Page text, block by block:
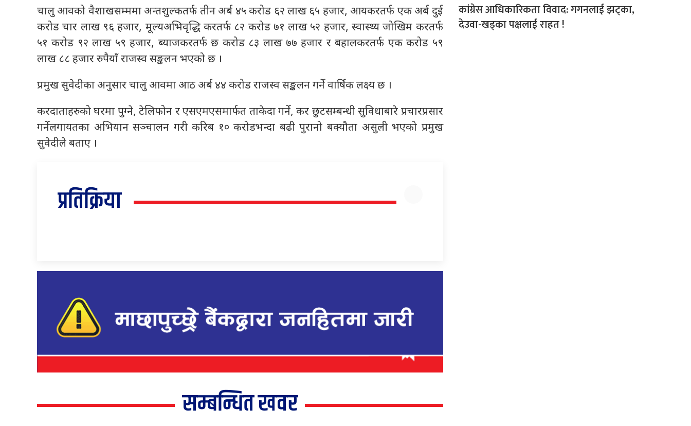
चालु आवको वैशाखसम्ममा अन्तशुल्कतर्फ तीन अर्ब ४५ करोड ६२ लाख ६५ हजार, आयकरतर्फ एक अर्ब दुई
करोड चार लाख ९६ हजार, मूल्यअभिवृद्धि करतर्फ ८२ करोड ७१ लाख ५२ हजार, स्वास्थ्य जोखिम करतर्फ
५१ करोड ९२ लाख ५९ हजार, ब्याजकरतर्फ छ करोड ८३ लाख ७७ हजार र बहालकरतर्फ एक करोड ५९
लाख ८८ हजार रुपैयाँ राजस्व सङ्कलन भएको छ ।
प्रमुख सुवेदीका अनुसार चालु आवमा आठ अर्ब ४४ करोड राजस्व सङ्कलन गर्ने वार्षिक लक्ष्य छ ।
करदाताहरुको घरमा पुग्ने, टेलिफोन र एसएमएसमार्फत ताकेदा गर्ने, कर छुटसम्बन्धी सुविधाबारे प्रचारप्रसार
गर्नेलगायतका अभियान सञ्चालन गरी करिब १० करोडभन्दा बढी पुरानो बक्यौता असुली भएको प्रमुख
सुवेदीले बताए ।
प्रतिक्रिया
सम्बन्धित खवर
कांग्रेस आधिकारिकता विवाद: गगनलाई झट्का,
देउवा-खड्का पक्षलाई राहत !